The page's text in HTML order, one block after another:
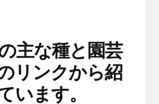
主な種と園芸
リンクから紹
います。